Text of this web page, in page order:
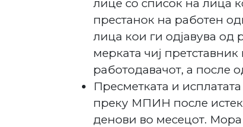
лице со список на лица
престанок на работен
лица кои ги одјавува од
мерката чиј
работодавачот, а после
Пресметката и
преку МПИН после
денови во месецот.